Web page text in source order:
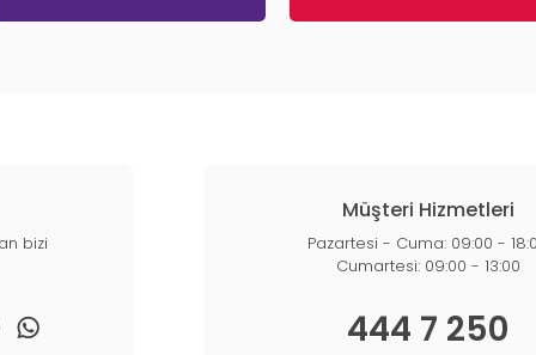
bizi
Müşteri Hizmetleri
Pazartesi - Cuma: 09:00 -
Cumartesi: 09:00 - 13:00
444 7 250